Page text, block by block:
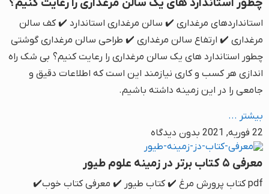
چطور استاندارد های یک سالن مرغداری را رعایت کنیم؟
استانداردهای مرغداری ✔️ سالن مرغداری استاندارد ✔️ کف سالن
مرغداری ✔️ ارتفاع سالن مرغداری ✔️ طراحی سالن مرغداری گوشتی
چطور استاندارد های یک سالن مرغداری را رعایت کنیم؟ بی شک راه
اندازی هر کسب و کاری نیازمند این است که اطلاعات دقیق و
جامعی را در این زمینه داشته باشیم.
بیشتر ...
22 فوریه, 2021
بدون دیدگاه
معرفی ۵ کتاب برتر در زمینه علوم طیور
pdf کتاب پرورش مرغ ✔️ کتاب طیور ✔️ معرفی کتاب خوب✔️